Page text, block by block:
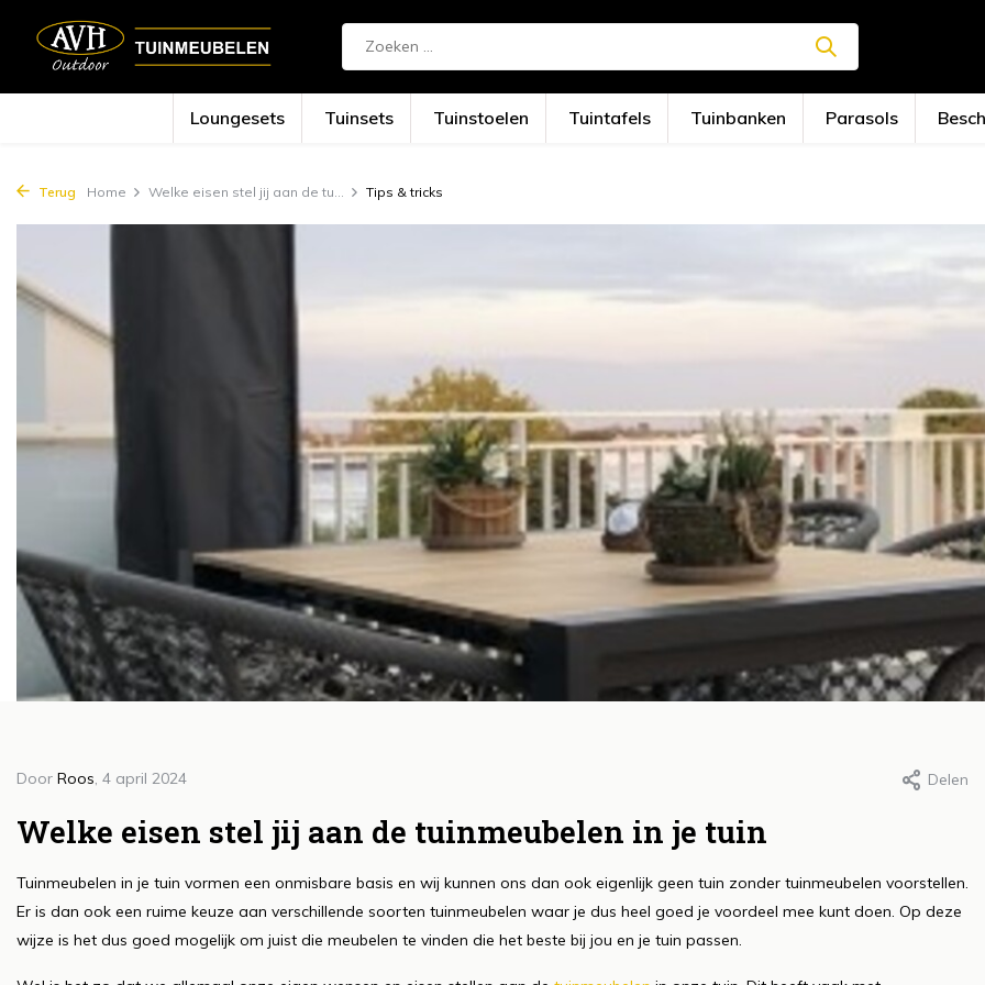
Loungesets Tuinsets Tuinstoelen Tuintafels Tuinbanken Parasols
Terug Home Welke eisen stel jij aan de tu... Tips & tricks
Door Roos, 4 april 2024 Delen
Welke eisen stel jij aan de tuinmeubelen in je tuin
Tuinmeubelen in je tuin vormen een onmisbare basis en wij kunnen ons dan ook eigenlijk geen tuin zonder tuinmeubelen voorstellen.
Er is dan ook een ruime keuze aan verschillende soorten tuinmeubelen waar je dus heel goed je voordeel mee kunt doen. Op deze
wijze is het dus goed mogelijk om juist die meubelen te vinden die het beste bij jou en je tuin passen.
Het geheim achter een
gezond gazon: slim
bewateren
Lees meer
Door Roos, 4 april 2024
comfort,
en sfeer